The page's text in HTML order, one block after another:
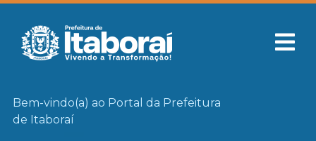
Bem-vindo(a) ao Portal da Prefeitura
de Itaboraí